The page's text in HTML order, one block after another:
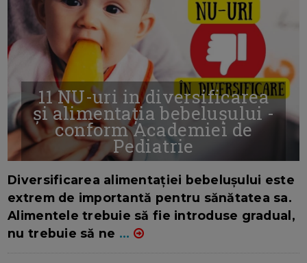
11 NU-uri in diversificarea
și alimentația bebelușului -
conform Academiei de
Pediatrie
Diversificarea alimentației bebelușului este
extrem de importantă pentru sănătatea sa.
Alimentele trebuie să fie introduse gradual,
nu trebuie să ne ...